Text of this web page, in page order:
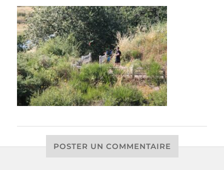
POSTER UN COMMENTAIRE